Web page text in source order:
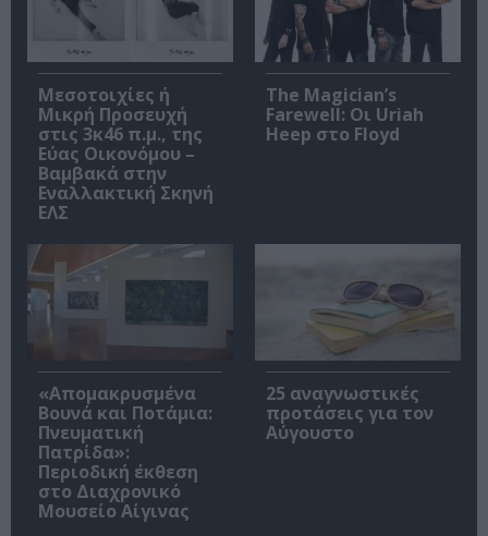
Μεσοτοιχίες ή
Μικρή Προσευχή
στις 3κ46 π.μ., της
Εύας Οικονόμου –
Βαμβακά στην
Εναλλακτική Σκηνή
ΕΛΣ
The Magician’s
Farewell: Οι Uriah
Heep στο Floyd
«Απομακρυσμένα
Βουνά και Ποτάμια:
Πνευματική
Πατρίδα»:
Περιοδική έκθεση
στο Διαχρονικό
Μουσείο Αίγινας
25 αναγνωστικές
προτάσεις για τον
Αύγουστο